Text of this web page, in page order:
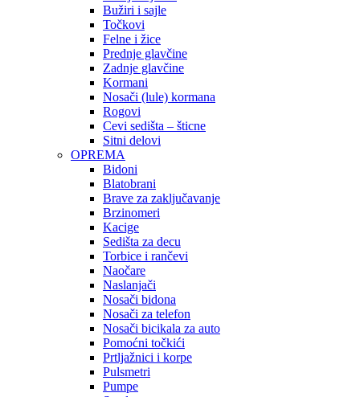
Bužiri i sajle
Točkovi
Felne i žice
Prednje glavčine
Zadnje glavčine
Kormani
Nosači (lule) kormana
Rogovi
Cevi sedišta – šticne
Sitni delovi
OPREMA
Bidoni
Blatobrani
Brave za zaključavanje
Brzinomeri
Kacige
Sedišta za decu
Torbice i rančevi
Naočare
Naslanjači
Nosači bidona
Nosači za telefon
Nosači bicikala za auto
Pomoćni točkići
Prtljažnici i korpe
Pulsmetri
Pumpe